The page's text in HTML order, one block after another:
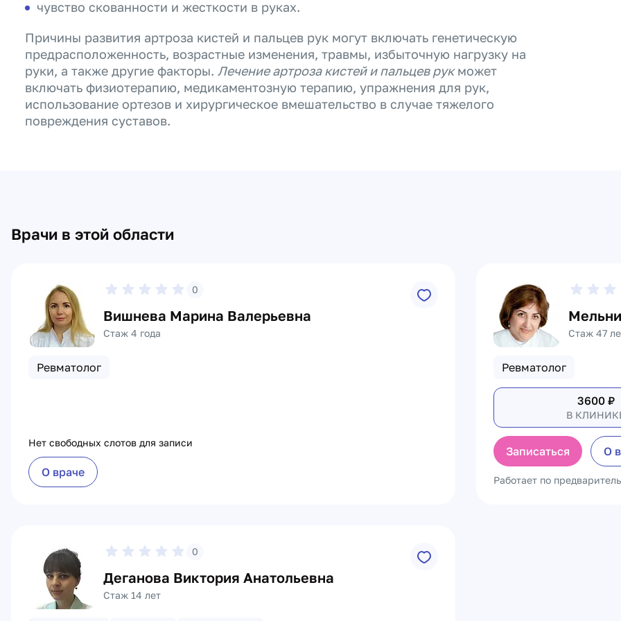
чувство скованности и жесткости в руках.
Причины развития артроза кистей и пальцев рук могут включать генетическую
предрасположенность, возрастные изменения, травмы, избыточную нагрузку на
руки, а также другие факторы. Лечение артроза кистей и пальцев рукможет
включать физиотерапию, медикаментозную терапию, упражнения для рук,
использование ортезов и хирургическое вмешательство в случае тяжелого
повреждения суставов.
Врачи в этой области
0
Вишнева Марина Валерьевна
Стаж 4 года
Ревматолог
Нет свободных слотов для записи
О враче
Стаж 47
Ревматолог
3600₽
В
Записаться О
Работает по
0
Деганова Виктория Анатольевна
Стаж 14 лет